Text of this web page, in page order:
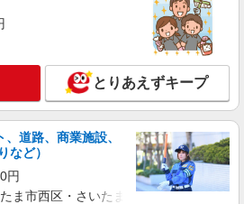
府大阪市中央区内平野町3丁目１－１０
詳細を見る
会社
ン管理フロント業務／ 正社員／大阪
験者優遇／ 管理業務主任者／ ブラン
／未経験OK／ 東証上場グループ企
23万円 - 30万円 各種手当 ＋ 賞与年2回 ※
とりあえずキープ
道路、商業施設、
など）
円
ま市西区・さいたま市岩槻区・久喜市・